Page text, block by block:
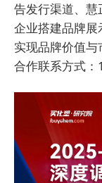
告发行渠道、
企业搭建品牌展
实现品牌价值
合作联系方式